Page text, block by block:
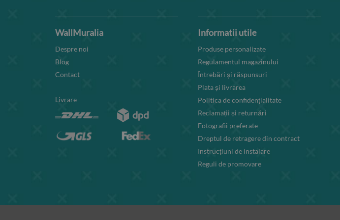
WallMuralia
Despre noi
Blog
Contact
Livrare
Informatii utile
Produse personalizate
Regulamentul magazinului
Întrebări și răspunsuri
Plata și livrarea
Politica de confidențialitate
Reclamații și returnări
Fotografii preferate
Dreptul de retragere din contract
Instrucțiuni de instalare
Reguli de promovare